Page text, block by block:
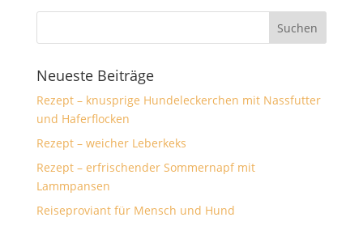
Neueste Beiträge
Rezept – knusprige Hundeleckerchen mit Nassfutter
und Haferflocken
Rezept – weicher Leberkeks
Rezept – erfrischender Sommernapf mit
Lammpansen
Reiseproviant für Mensch und Hund